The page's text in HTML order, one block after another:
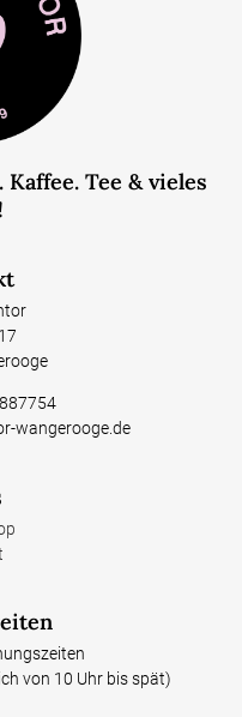
Tee & vieles
wangerooge.de
von 10 Uhr bis spät)